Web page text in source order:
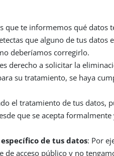
que te informemos qué datos
que alguno de tus
deberíamos corregirlo.
derecho a solicitar la
su tratamiento, se haya
el tratamiento de tus datos,
que se acepta
de tus datos: Por
de acceso público y no